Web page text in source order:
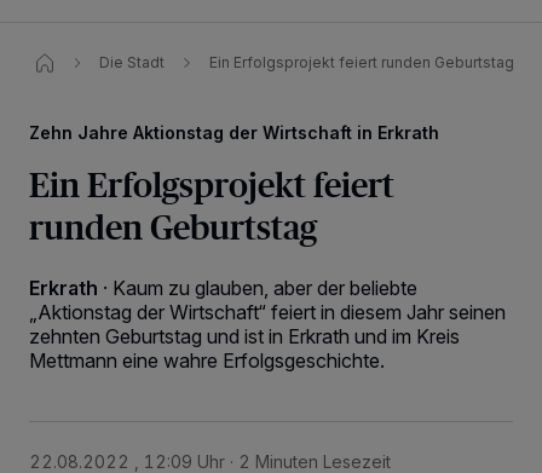
Die Stadt Ein Erfolgsprojekt feiert runden Geburtstag
Zehn Jahre Aktionstag der Wirtschaft in Erkrath
Ein Erfolgsprojekt feiert
runden Geburtstag
Erkrath · Kaum zu glauben, aber der beliebte
„Aktionstag der Wirtschaft“ feiert in diesem Jahr seinen
zehnten Geburtstag und ist in Erkrath und im Kreis
Mettmann eine wahre Erfolgsgeschichte.
22.08.2022 , 12:09 Uhr 2 Minuten Lesezeit
Kennungen auf Ihrem Gerät zu. Durch Auswahl von OK aktivieren Sie